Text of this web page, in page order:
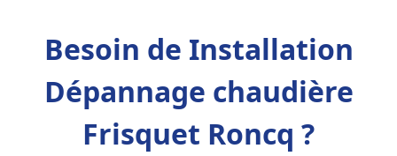
Besoin de Installation
Dépannage chaudière
Frisquet Roncq ?